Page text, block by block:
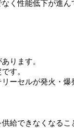
く性能低下が進ん
ります。
す。
ーセルが発火・爆
給できなくなるこ